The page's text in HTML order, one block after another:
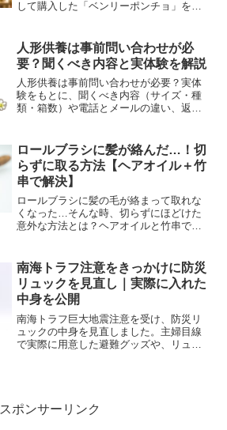
して購入した「ベンリーポンチョ」をご
ね。そんなとき、屋外や車内などで携帯
トイレを使う際の目隠しとし...
人形供養は事前問い合わせが必
要？聞くべき内容と実体験を解説
人形供養は事前問い合わせが必要？実体
験をもとに、聞くべき内容（サイズ・種
類・箱数）や電話とメールの違い、返信
ロールブラシに髪が絡んだ…！切
らずに取る方法【ヘアオイル＋竹
串で解決】
ロールブラシに髪の毛が絡まって取れな
くなった…そんな時、切らずにほどけた
意外な方法とは？ヘアオイルと竹串で無
南海トラフ注意をきっかけに防災
リュックを見直し｜実際に入れた
中身を公開
南海トラフ巨大地震注意を受け、防災リ
ュックの中身を見直しました。主婦目線
で実際に用意した避難グッズや、リュッ
スポンサーリンク